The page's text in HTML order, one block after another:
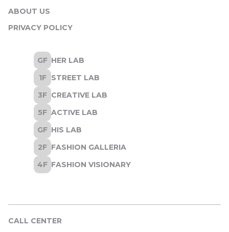
ABOUT US
PRIVACY POLICY
CALL CENTER